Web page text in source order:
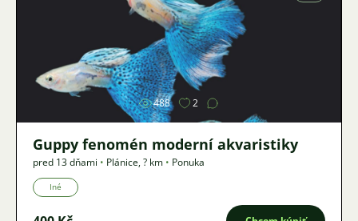
Obrázok
488 2
Guppy fenomén moderní akvaristiky
pred 13 dňami • Plánice,? km • Ponuka
Iné